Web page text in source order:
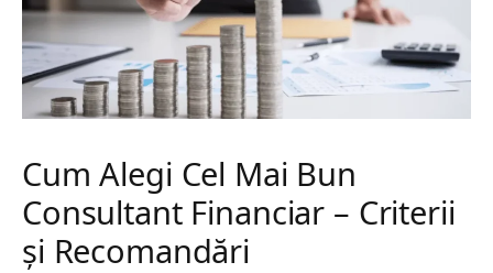
Cum Alegi Cel Mai Bun
Consultant Financiar – Criterii
și Recomandări